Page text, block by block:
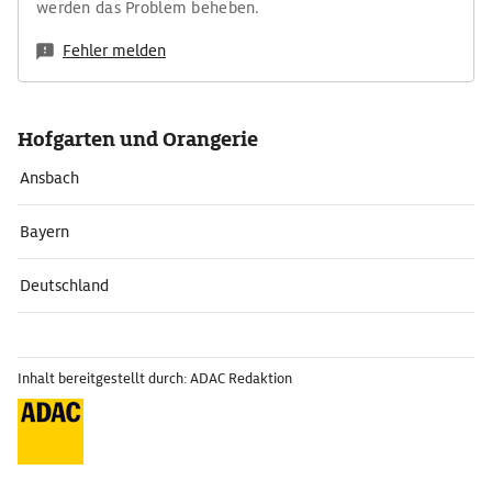
werden das Problem beheben.
Fehler melden
Hofgarten und Orangerie
Ansbach
Bayern
Deutschland
Inhalt bereitgestellt durch: ADAC Redaktion